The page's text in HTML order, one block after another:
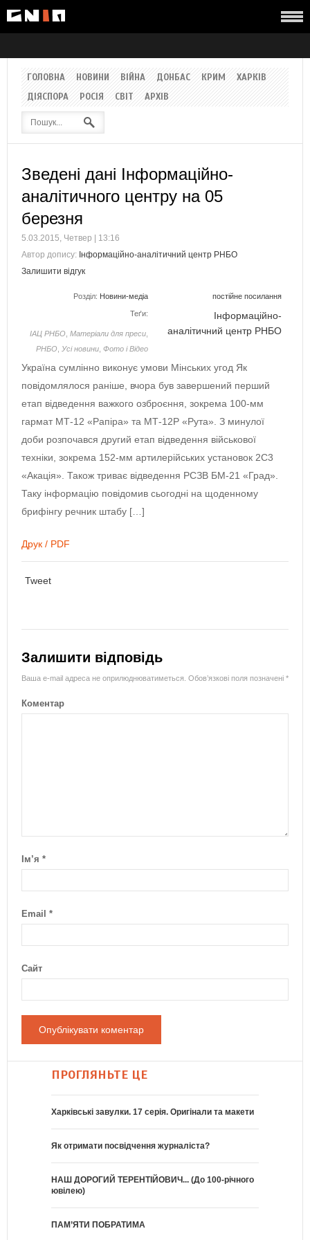
ГОЛОВНА НОВИНИ ВІЙНА ДОНБАС КРИМ
ХАРКІВ
ДІЯСПОРА
РОСІЯ СВІТ АРХІВ
Зведені дані Інформаційно-
аналітичного центру на 05
березня
5.03.2015, Четвер | 13:16
Автор допису: Інформаційно-аналітичний центр РНБО
Залишити відгук
Розділ: Новини-медіа постійне посилання
Теґи:
ІАЦ РНБО Матеріали для преси
РНБО
Усі новини Фото і Відео
Інформаційно-
аналітичний центр РНБО
Україна сумлінно виконує умови Мінських угод Як
повідомлялося раніше, вчора був завершений перший
етап відведення важкого озброєння, зокрема 100-мм
гармат МТ-12 «Рапіра» та МТ-12Р «Рута». З минулої
доби розпочався другий етап відведення військової
техніки, зокрема 152-мм артилерійських установок 2С3
«Акація». Також триває відведення РСЗВ БМ-21 «Град».
Таку інформацію повідомив сьогодні на щоденному
брифінгу речник штабу […]
Друк / PDF
Tweet
Залишити відповідь
Ваша e-mail адреса не оприлюднюватиметься. Обов’язкові поля позначені *
Коментар
Ім’я *
Email *
Сайт
ПРОГЛЯНЬТЕ ЦЕ
Харківські завулки. 17 серія. Оригінали та макети
Як отримати посвідчення журналіста?
НАШ ДОРОГИЙ ТЕРЕНТІЙОВИЧ... (До 100-річного
ювілею)
ПАМ’ЯТИ ПОБРАТИМА